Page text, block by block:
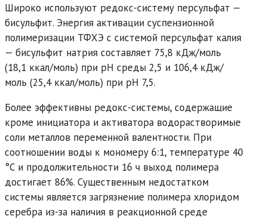
Широко используют редокс-систему персульфат —
бисульфит. Энергия активации суспензионной
полимеризации ТФХЭ с системой персульфат калия
— бисульфит натрия составляет 75,8 кДж/моль
(18,1 ккал/моль) при pH среды 2,5 и 106,4 кДж/
моль (25,4 ккал/моль) при pH 7,5.
Более эффективны редокс-системы, содержащие
кроме инициатора и активатора водорастворимые
соли металлов переменной валентности. При
соотношении воды к мономеру 6:1, температуре 40
°С и продолжительности 16 ч выход полимера
достигает 86%. Существенным недостатком
системы является загрязнение полимера хлоридом
серебра из-за наличия в реакционной среде